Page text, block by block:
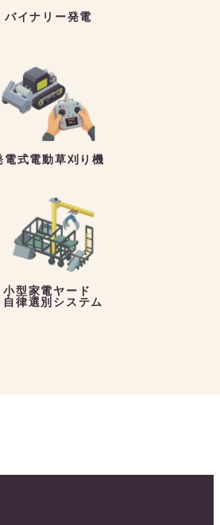
バイナリー発電
電式電動草刈り機
小型家電ヤード
自律選別システム